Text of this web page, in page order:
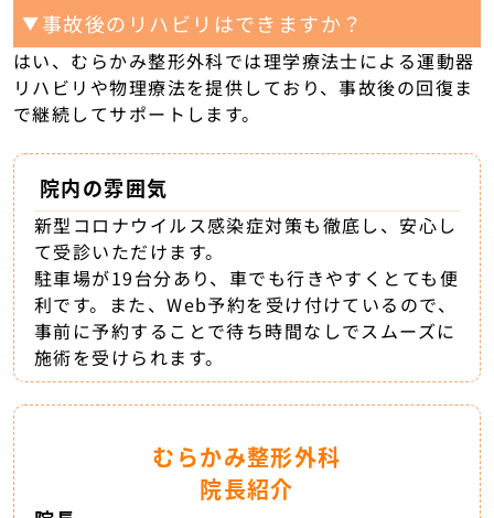
▼ 事故後のリハビリはできますか？
はい、むらかみ整形外科では理学療法士による運動器
リハビリや物理療法を提供しており、事故後の回復ま
で継続してサポートします。
院内の雰囲気
新型コロナウイルス感染症対策も徹底し、安心し
て受診いただけます。
駐車場が19台分あり、車でも行きやすくとても便
利です。また、Web予約を受け付けているので、
事前に予約することで待ち時間なしでスムーズに
施術を受けられます。
むらかみ整形外科
院長紹介